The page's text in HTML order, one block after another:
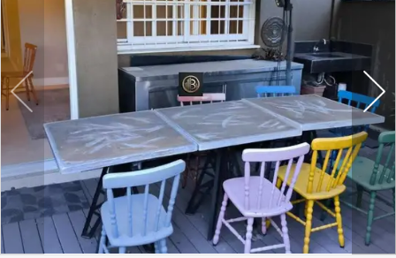
Fichas cadastrais
Financiamento
Hotsites
Política de privacidade
Postagens
Simulador de financiamento